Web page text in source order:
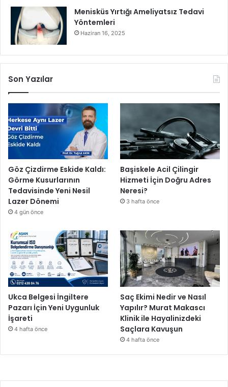
Menisküs Yırtığı Ameliyatsız Tedavi
Yöntemleri
Haziran 16, 2025
Son Yazılar
Göz Çizdirme Eskide Kaldı:
Görme Kusurlarının
Tedavisinde Yeni Nesil
Lazer Dönemi
4 gün önce
Başiskele Acil Çilingir
Hizmeti İçin Doğru Adres
Neresi?
3 hafta önce
Ukca Belgesi İngiltere
Pazarı İçin Yeni Uygunluk
İşareti
4 hafta önce
Saç Ekimi Nedir ve Nasıl
Yapılır? Murat Makascı
Klinik ile Hayalinizdeki
Saçlara Kavuşun
4 hafta önce